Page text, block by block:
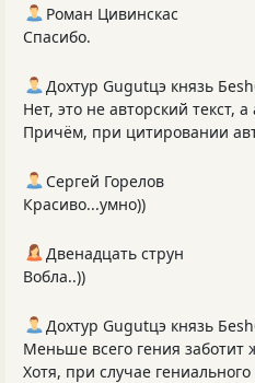
Роман Цивинскас
Спасибо.
Дохтур Gugutцэ князь
Нет, это не авторский текст,
Причём, при цитировании
Сергей Горелов
Красиво...умно))
Двенадцать струн
Вобла..))
Дохтур Gugutцэ князь
Меньше всего гения заботит
Хотя, при случае